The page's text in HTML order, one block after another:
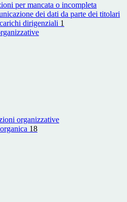
per mancata o incompleta
dei dati da parte dei titolari
dirigenziali 1
organizzative
18